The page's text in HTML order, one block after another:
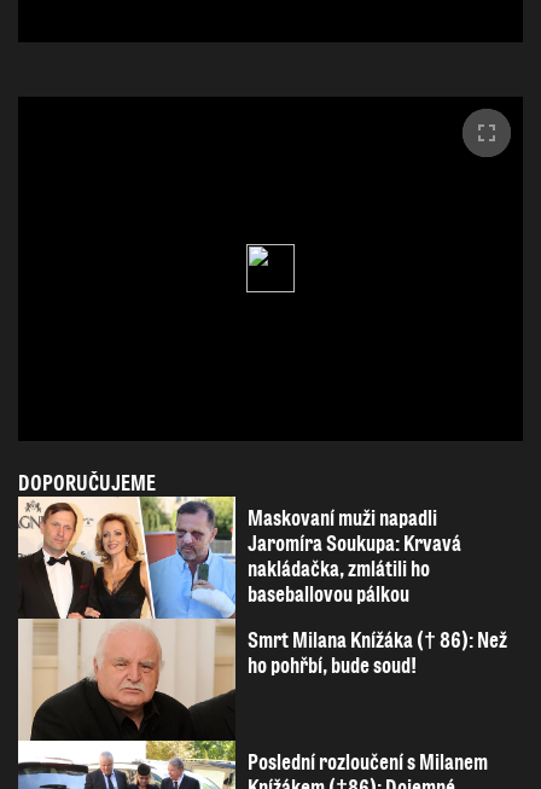
DOPORUČUJEME
Maskovaní muži napadli
Jaromíra Soukupa: Krvavá
nakládačka, zmlátili ho
baseballovou pálkou
Smrt Milana Knížáka († 86): Než
ho pohřbí, bude soud!
Poslední rozloučení s Milanem